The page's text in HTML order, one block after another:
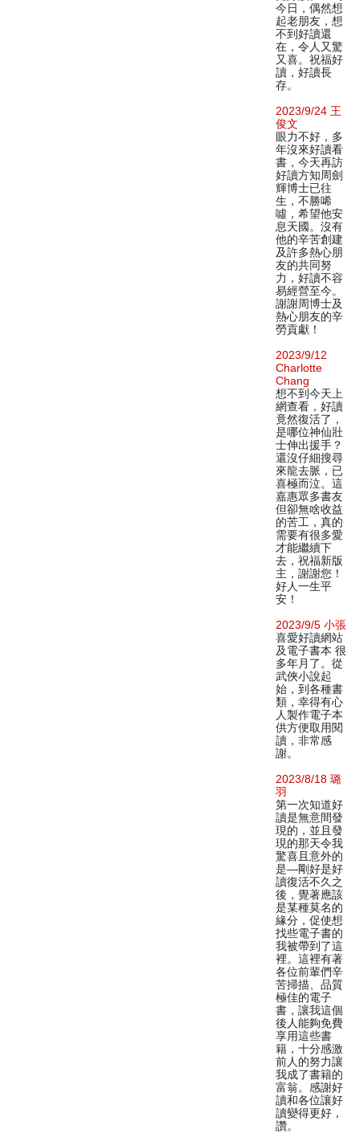
今日，偶然想
起老朋友，想
不到好讀還
在，令人又驚
又喜。祝福好
讀，好讀長
存。
2023/9/24 王
俊文
眼力不好，多
年沒來好讀看
書，今天再訪
好讀方知周劍
輝博士已往
生，不勝唏
噓，希望他安
息天國。沒有
他的辛苦創建
及許多熱心朋
友的共同努
力，好讀不容
易經營至今。
謝謝周博士及
熱心朋友的辛
勞貢獻！
2023/9/12
Charlotte
Chang
想不到今天上
網查看，好讀
竟然復活了，
是哪位神仙壯
士伸出援手？
還沒仔細搜尋
來龍去脈，已
喜極而泣。這
嘉惠眾多書友
但卻無啥收益
的苦工，真的
需要有很多愛
才能繼續下
去，祝福新版
主，謝謝您！
好人一生平
安！
2023/9/5 小張
喜愛好讀網站
及電子書本 很
多年月了。從
武俠小說起
始，到各種書
類，幸得有心
人製作電子本
供方便取用閱
讀，非常感
謝。
2023/8/18 璐
羽
第一次知道好
讀是無意間發
現的，並且發
現的那天令我
驚喜且意外的
是—剛好是好
讀復活不久之
後，覺著應該
是某種莫名的
緣分，促使想
找些電子書的
我被帶到了這
裡。這裡有著
各位前輩們辛
苦掃描、品質
極佳的電子
書，讓我這個
後人能夠免費
享用這些書
籍，十分感激
前人的努力讓
我成了書籍的
富翁。感謝好
讀和各位讓好
讀變得更好，
讚。